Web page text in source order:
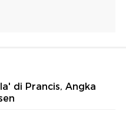
di Prancis, Angka